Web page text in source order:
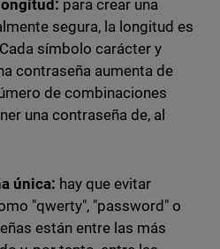
para crear una
segura, la longitud es
símbolo carácter y
contraseña aumenta de
de combinaciones
una contraseña de, al
única: hay que evitar
"qwerty", "password" o
están entre las más